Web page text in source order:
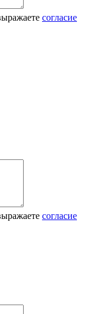
согласие
согласие